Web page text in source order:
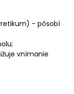
- pôsobí
vnímanie